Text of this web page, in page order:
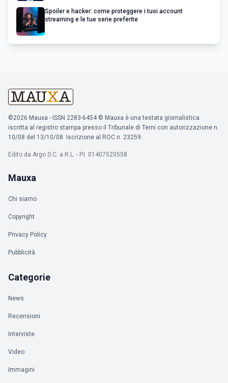
Spoiler e hacker: come proteggere i tuoi account
streaming e le tue serie preferite
©2026 Mauxa - ISSN 2283-6454 © Mauxa è una testata giornalistica
iscritta al registro stampa presso il Tribunale di Terni con autorizzazione n.
10/08 del 13/10/08. Iscrizione al ROC n. 23259.
Edito da Argo S.C. a R.L. - P.I. 01407520558
Mauxa
Chi siamo
Copyright
Privacy Policy
Pubblicità
Categorie
News
Recensioni
Interviste
Video
Immagini